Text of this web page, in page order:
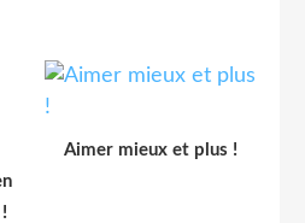
Aimer mieux et plus !